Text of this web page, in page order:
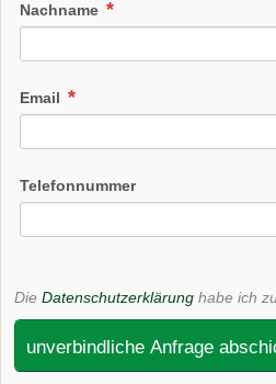
Nachname
Email
Telefonnummer
Die Datenschutzerklärung habe ich
unverbindliche Anfrage